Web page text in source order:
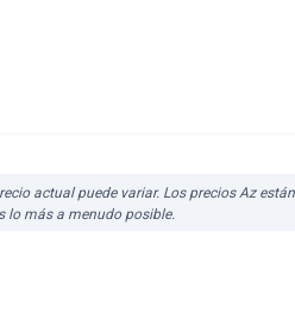
actual puede variar. Los precios Az
lo más a menudo posible.